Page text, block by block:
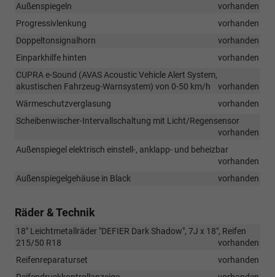
Außenspiegeln
vorhanden
Progressivlenkung
vorhanden
Doppeltonsignalhorn
vorhanden
Einparkhilfe hinten
vorhanden
CUPRA e-Sound (AVAS Acoustic Vehicle Alert System,
akustischen Fahrzeug-Warnsystem) von 0-50 km/h
vorhanden
Wärmeschutzverglasung
vorhanden
Scheibenwischer-Intervallschaltung mit Licht/Regensensor
vorhanden
Außenspiegel elektrisch einstell-, anklapp- und beheizbar
vorhanden
Außenspiegelgehäuse in Black
vorhanden
Räder & Technik
18" Leichtmetallräder "DEFIER Dark Shadow", 7J x 18", Reifen
215/50 R18
vorhanden
Reifenreparaturset
vorhanden